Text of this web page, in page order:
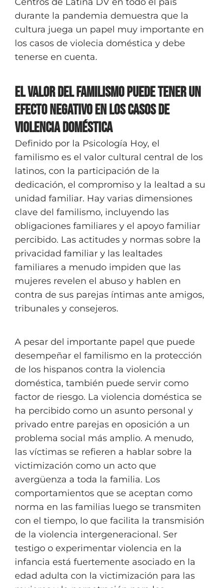
durante la pandemia demuestra que la
cultura juega un papel muy importante en
los casos de violecia doméstica y debe
tenerse en cuenta.
El Valor del Familismo Puede Tener un
Efecto Negativo en los Casos de
Violencia Doméstica
Definido por la Psicología Hoy, el
familismo es el valor cultural central de los
latinos, con la participación de la
dedicación, el compromiso y la lealtad a su
unidad familiar. Hay varias dimensiones
clave del familismo, incluyendo las
obligaciones familiares y el apoyo familiar
percibido. Las actitudes y normas sobre la
privacidad familiar y las lealtades
familiares a menudo impiden que las
mujeres revelen el abuso y hablen en
contra de sus parejas íntimas ante amigos,
tribunales y consejeros.
A pesar del importante papel que puede
desempeñar el familismo en la protección
de los hispanos contra la violencia
doméstica, también puede servir como
factor de riesgo. La violencia doméstica se
ha percibido como un asunto personal y
privado entre parejas en oposición a un
problema social más amplio. A menudo,
las víctimas se refieren a hablar sobre la
victimización como un acto que
avergüenza a toda la familia. Los
comportamientos que se aceptan como
norma en las familias luego se transmiten
con el tiempo, lo que facilita la transmisión
de la violencia intergeneracional. Ser
testigo o experimentar violencia en la
infancia está fuertemente asociado en la
edad adulta con la victimización para las